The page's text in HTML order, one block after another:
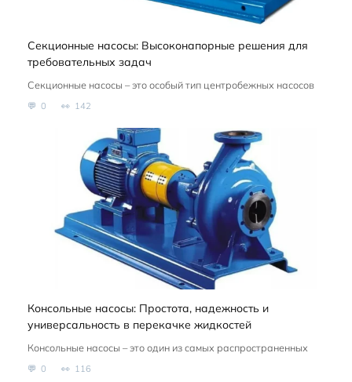
Секционные насосы: Высоконапорные решения для
требовательных задач
Секционные насосы – это особый тип центробежных насосов
0 142
Консольные насосы: Простота, надежность и
универсальность в перекачке жидкостей
Консольные насосы – это один из самых распространенных
0 116